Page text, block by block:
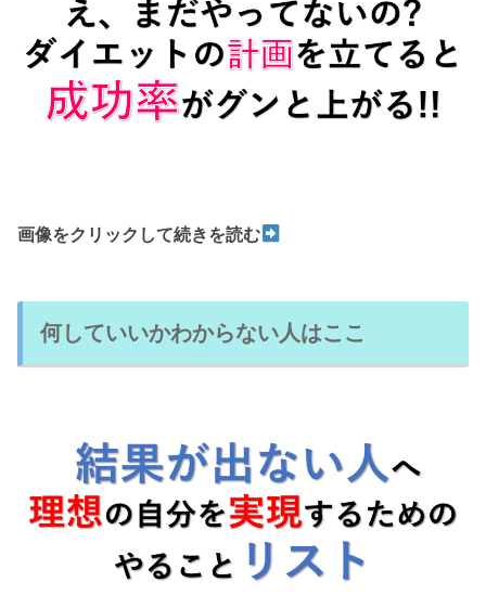
画像をクリックして続きを読む
何していいかわからない人はここ